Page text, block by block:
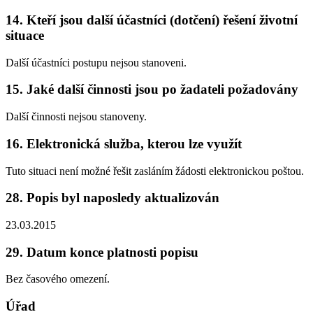
14. Kteří jsou další účastníci (dotčení) řešení životní
situace
Další účastníci postupu nejsou stanoveni.
15. Jaké další činnosti jsou po žadateli požadovány
Další činnosti nejsou stanoveny.
16. Elektronická služba, kterou lze využít
Tuto situaci není možné řešit zasláním žádosti elektronickou poštou.
28. Popis byl naposledy aktualizován
23.03.2015
29. Datum konce platnosti popisu
Bez časového omezení.
Úřad